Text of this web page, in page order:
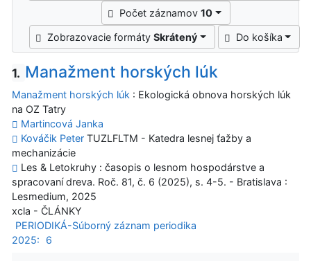
Počet záznamov10
Zobrazovacie formátySkrátený Do košíka
1. Manažment horských lúk
Manažment horských lúk : Ekologická obnova horských lúk
na OZ Tatry
Martincová Janka
Kováčik Peter TUZLFLTM - Katedra lesnej ťažby a
mechanizácie
Les & Letokruhy : časopis o lesnom hospodárstve a
spracovaní dreva. Roč. 81, č. 6 (2025), s. 4-5. - Bratislava :
Lesmedium, 2025
xcla - ČLÁNKY
PERIODIKÁ-Súborný záznam periodika
2025:
6